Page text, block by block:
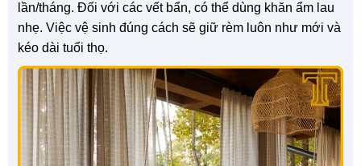
lần/tháng. Đối với các vết bẩn, có thể dùng khăn ẩm lau
nhẹ. Việc vệ sinh đúng cách sẽ giữ rèm luôn như mới và
kéo dài tuổi thọ.